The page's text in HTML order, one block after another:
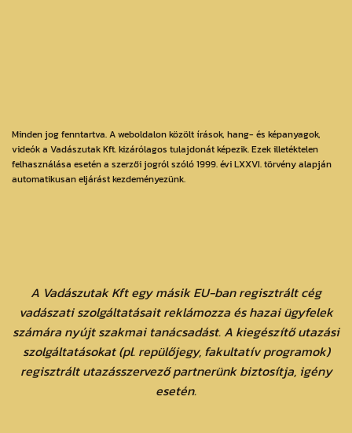
Minden jog fenntartva. A weboldalon közölt írások, hang- és képanyagok,
videók a Vadászutak Kft. kizárólagos tulajdonát képezik. Ezek illetéktelen
felhasználása esetén a szerzői jogról szóló 1999. évi LXXVI. törvény alapján
automatikusan eljárást kezdeményezünk.
A Vadászutak Kft egy másik EU-ban regisztrált cég
vadászati szolgáltatásait reklámozza és hazai ügyfelek
számára nyújt szakmai tanácsadást. A kiegészítő utazási
szolgáltatásokat (pl. repülőjegy, fakultatív programok)
regisztrált utazásszervező partnerünk biztosítja, igény
esetén.